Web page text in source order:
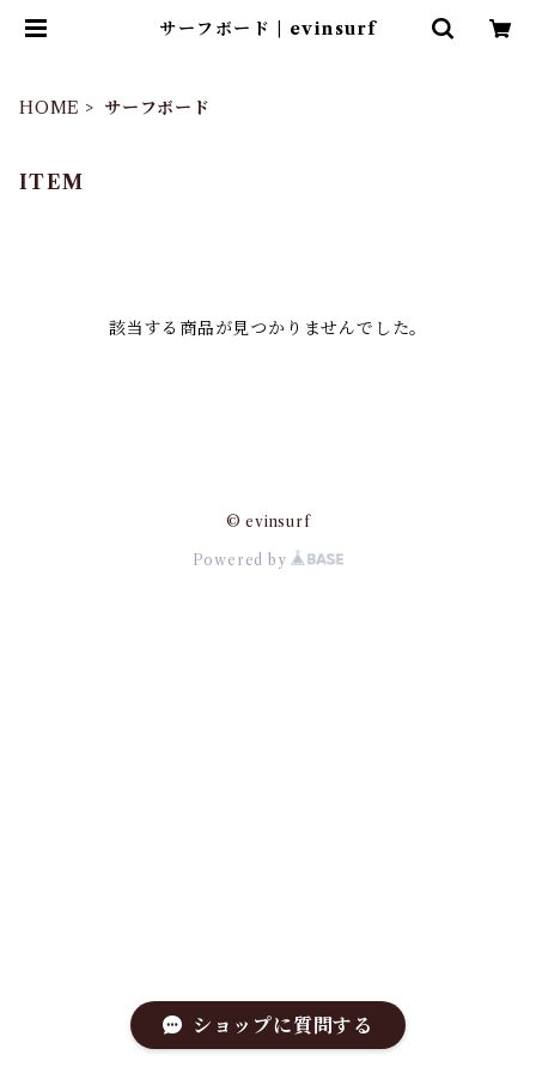
サーフボード | evinsurf
HOME サーフボード
ITEM
該当する商品が見つかりませんでした。
© evinsurf
Powered by
ショップに質問する